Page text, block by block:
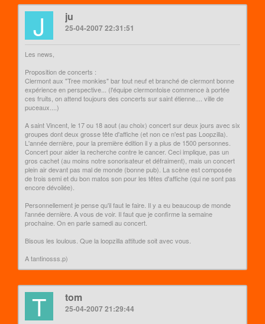
J ju
25-04-2007 22:31:51
Les news,
Proposition de concerts :
Clermont aux "Tree monkies" bar tout neuf et branché de clermont bonne
expérience en perspective... (l'équipe clermontoise commence à portée
ces fruits, on attend toujours des concerts sur saint étienne.... ville de
puceaux....)
A saint Vincent, le 17 ou 18 aout (au choix) concert sur deux jours avec six
groupes dont deux grosse tête d'affiche (et non ce n'est pas Loopzilla).
L'année dernière, pour la première édition il y a plus de 1500 personnes.
Concert pour aider la recherche contre le cancer. Ceci implique, pas un
gros cachet (au moins notre sonorisateur et défraiment), mais un concert
plein air devant pas mal de monde (bonne pub). La scène est composée
de trois semi et du bon matos son pour les têtes d'affiche (qui ne sont pas
encore dévoilée).
Personnellement je pense qu'il faut le faire. Il y a eu beaucoup de monde
l'année dernière. A vous de voir. Il faut que je confirme la semaine
prochaine. On en parle samedi au concert.
Bisous les loulous. Que la loopzilla attitude soit avec vous.
A tantinosss.p)
T tom
25-04-2007 21:29:44